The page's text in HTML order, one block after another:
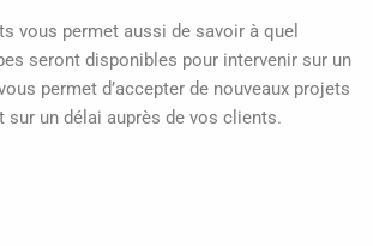
vous permet aussi de savoir à quel
seront disponibles pour intervenir sur un
permet d’accepter de nouveaux projets
sur un délai auprès de vos clients.